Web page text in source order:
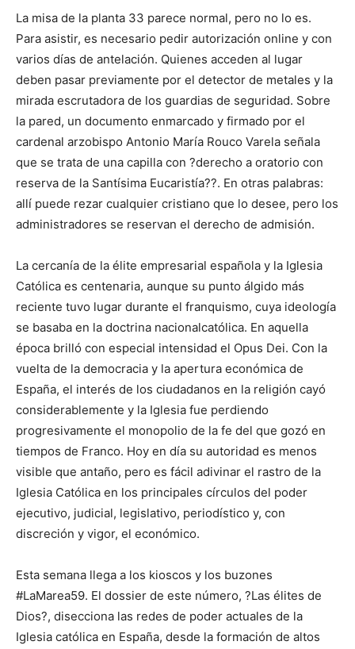
La misa de la planta 33 parece normal, pero no lo es.
Para asistir, es necesario pedir autorización online y con
varios días de antelación. Quienes acceden al lugar
deben pasar previamente por el detector de metales y la
mirada escrutadora de los guardias de seguridad. Sobre
la pared, un documento enmarcado y firmado por el
cardenal arzobispo Antonio María Rouco Varela señala
que se trata de una capilla con ?derecho a oratorio con
reserva de la Santísima Eucaristía??. En otras palabras:
allí puede rezar cualquier cristiano que lo desee, pero los
administradores se reservan el derecho de admisión.
La cercanía de la élite empresarial española y la Iglesia
Católica es centenaria, aunque su punto álgido más
reciente tuvo lugar durante el franquismo, cuya ideología
se basaba en la doctrina nacionalcatólica. En aquella
época brilló con especial intensidad el Opus Dei. Con la
vuelta de la democracia y la apertura económica de
España, el interés de los ciudadanos en la religión cayó
considerablemente y la Iglesia fue perdiendo
progresivamente el monopolio de la fe del que gozó en
tiempos de Franco. Hoy en día su autoridad es menos
visible que antaño, pero es fácil adivinar el rastro de la
Iglesia Católica en los principales círculos del poder
ejecutivo, judicial, legislativo, periodístico y, con
discreción y vigor, el económico.
Esta semana llega a los kioscos y los buzones
#LaMarea59. El dossier de este número, ?Las élites de
Dios?, disecciona las redes de poder actuales de la
Iglesia católica en España, desde la formación de altos